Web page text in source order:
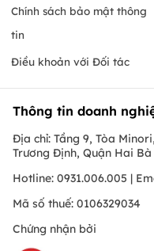
Chính sách bảo mật thông
tin
Điều khoản với Đối tác
Thông tin doanh
Địa chỉ: Tầng 9, Tòa
Trương Định, Quận Hai
Hotline: 0931.006.005 |
Mã số thuế: 0106329034
Chứng nhận bởi